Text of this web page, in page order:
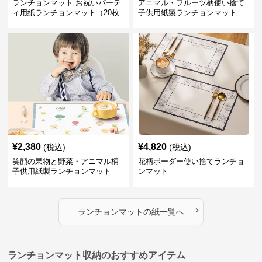
ランチョンマット お祝いパーテ
ィ用紙ランチョンマット（20枚
アニマル・フルーツ柄使い捨て
子供用紙製ランチョンマット
¥2,380 (税込)
笑顔の果物と野菜・アニマル柄
子供用紙製ランチョンマット
¥4,820 (税込)
花柄ボーダー使い捨てランチョ
ンマット
ランチョンマットの紙一覧へ ›
ランチョンマット収納のおすすめアイテム